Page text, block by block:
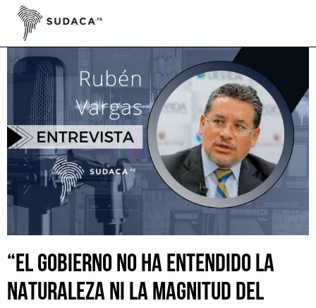
Skip
content
“EL GOBIERNO NO HA ENTENDIDO LA
NATURALEZA NI LA MAGNITUD DEL